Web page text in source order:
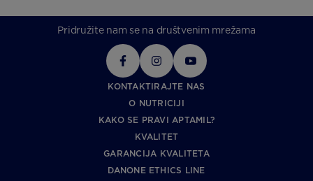
Pridružite nam se na društvenim mrežama
KONTAKTIRAJTE NAS
O NUTRICIJI
KAKO SE PRAVI APTAMIL?
KVALITET
GARANCIJA KVALITETA
DANONE ETHICS LINE